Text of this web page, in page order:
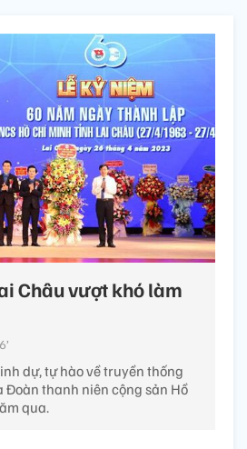
Châu vượt khó làm
dự, tự hào về truyền thống
Đoàn thanh niên cộng sản Hồ
qua.